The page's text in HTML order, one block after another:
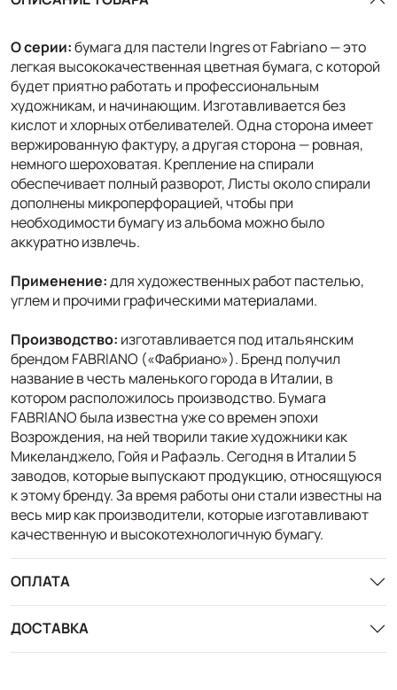
О серии:бумага для пастели Ingres от Fabriano — это
легкая высококачественная цветная бумага, с которой
будет приятно работать и профессиональным
художникам, и начинающим. Изготавливается без
кислот и хлорных отбеливателей. Одна сторона имеет
вержированную фактуру, а другая сторона — ровная,
немного шероховатая. Крепление на спирали
обеспечивает полный разворот, Листы около спирали
дополнены микроперфорацией, чтобы при
необходимости бумагу из альбома можно было
аккуратно извлечь.
Применение:для художественных работ пастелью,
углем и прочими графическими материалами.
Производство: изготавливается под итальянским
брендом FABRIANO («Фабриано»). Бренд получил
название в честь маленького города в Италии, в
котором расположилось производство. Бумага
FABRIANO была известна уже со времен эпохи
Возрождения, на ней творили такие художники как
Микеланджело, Гойя и Рафаэль. Сегодня в Италии 5
заводов, которые выпускают продукцию, относящуюся
к этому бренду. За время работы они стали известны на
весь мир как производители, которые изготавливают
качественную и высокотехнологичную бумагу.
ОПЛАТА
ДОСТАВКА